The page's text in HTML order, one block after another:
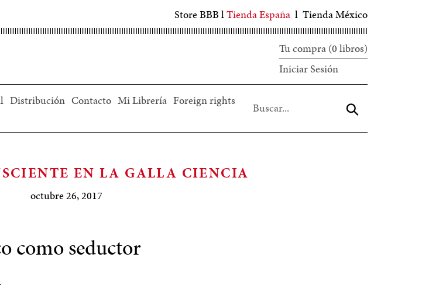
Store BBB lTienda España l Tienda México
Tu compra (0 libros)
Iniciar SesiónIniciar
sesión
Distribución Contacto Mi Librería Foreign rights
EN LA GALLA CIENCIA
octubre 26, 2017
como seductor